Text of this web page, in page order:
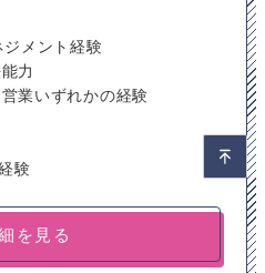
ジメント経験
力
業いずれかの経験
験
を見る